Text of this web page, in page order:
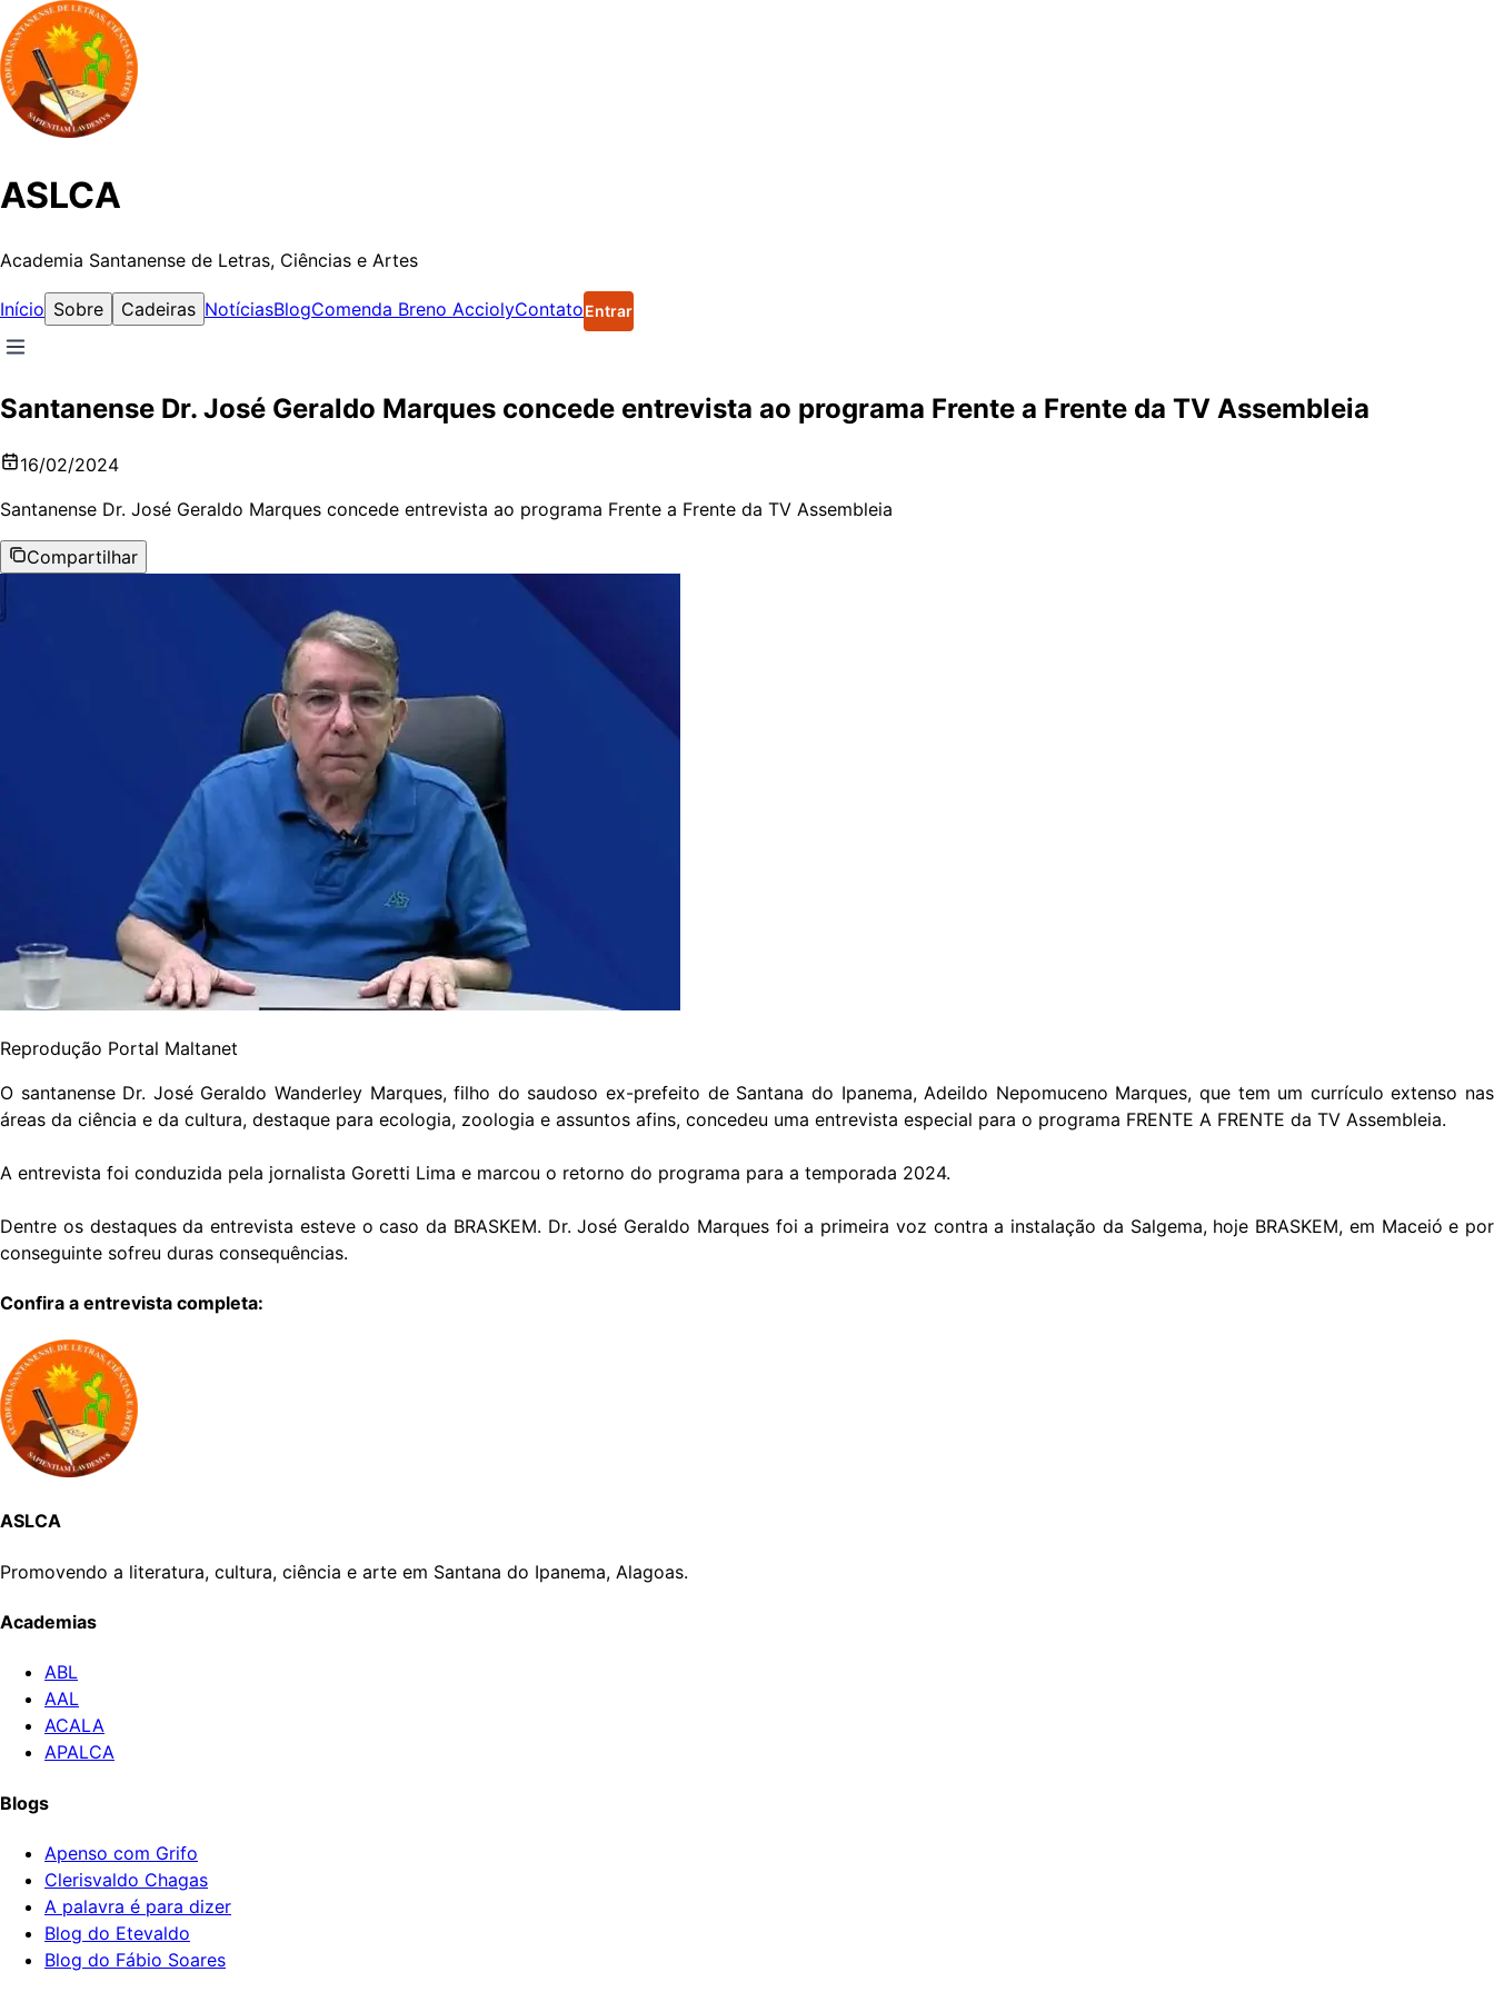
ASLCA
Academia Santanense de Letras, Ciências e Artes
Início Sobre Cadeiras NotíciasBlogComenda Breno AcciolyContatoEntrar
Santanense Dr. José Geraldo Marques concede entrevista ao programa Frente a Frente da TV Assembleia
16/02/2024
Santanense Dr. José Geraldo Marques concede entrevista ao programa Frente a Frente da TV Assembleia
Compartilhar
Reprodução Portal Maltanet
O santanense Dr. José Geraldo Wanderley Marques, filho do saudoso ex-prefeito de Santana do Ipanema, Adeildo Nepomuceno Marques, que tem um currículo extenso nas
áreas da ciência e da cultura, destaque para ecologia, zoologia e assuntos afins, concedeu uma entrevista especial para o programa FRENTE A FRENTE da TV Assembleia.
A entrevista foi conduzida pela jornalista Goretti Lima e marcou o retorno do programa para a temporada 2024.
Dentre os destaques da entrevista esteve o caso da BRASKEM. Dr. José Geraldo Marques foi a primeira voz contra a instalação da Salgema, hoje BRASKEM, em Maceió e por
conseguinte sofreu duras consequências.
Confira a entrevista completa:
ASLCA
Promovendo a literatura, cultura, ciência e arte em Santana do Ipanema, Alagoas.
Academias
ABL
AAL
ACALA
APALCA
Blogs
Apenso com Grifo
Clerisvaldo Chagas
A palavra é para dizer
Blog do Etevaldo
Blog do Fábio Soares